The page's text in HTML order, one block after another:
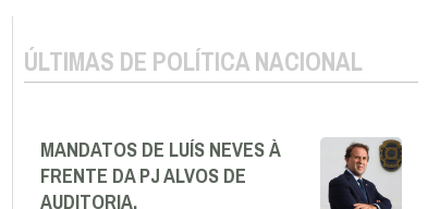
ÚLTIMAS DE POLÍTICA NACIONAL
MANDATOS DE LUÍS NEVES À
FRENTE DA PJ ALVOS DE